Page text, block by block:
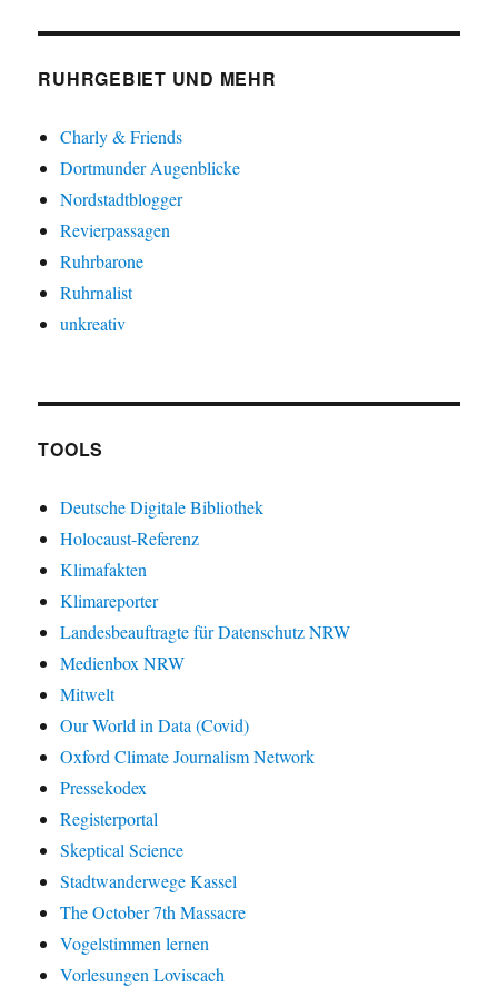
RUHRGEBIET UND MEHR
Charly & Friends
Dortmunder Augenblicke
Nordstadtblogger
Revierpassagen
Ruhrbarone
Ruhrnalist
unkreativ
TOOLS
Deutsche Digitale Bibliothek
Holocaust-Referenz
Klimafakten
Klimareporter
Landesbeauftragte für Datenschutz NRW
Medienbox NRW
Mitwelt
Our World in Data (Covid)
Oxford Climate Journalism Network
Pressekodex
Registerportal
Skeptical Science
Stadtwanderwege Kassel
The October 7th Massacre
Vogelstimmen lernen
Vorlesungen Loviscach